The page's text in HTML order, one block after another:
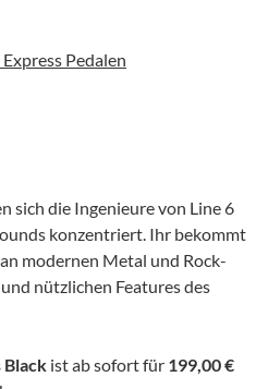
Pedalen
sich die Ingenieure von Line 6
konzentriert. Ihr bekommt
modernen Metal und Rock-
nützlichen Features des
Black ist ab sofort für 199,00 €